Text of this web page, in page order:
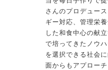
さんのプロデュー
ギー対応、管理栄
した和食中心の献
で培ってきたノウ
を選択できる社会
面からもアプローチ